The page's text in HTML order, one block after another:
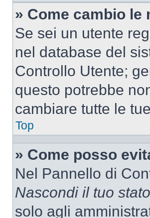
» Come cambio le
Se sei un utente
nel database del
Controllo Utente;
questo potrebbe
cambiare tutte le
Top
» Come posso
Nel Pannello di
Nascondi il tuo
solo agli